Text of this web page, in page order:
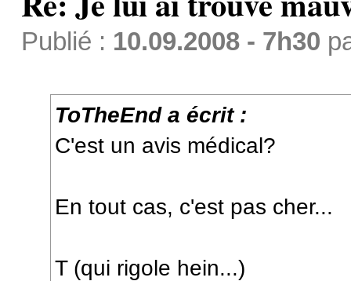
Publié : 10.09.2008 - 7h30
ToTheEnd a écrit :
C'est un avis médical?
En tout cas, c'est pas cher...
T (qui rigole hein...)